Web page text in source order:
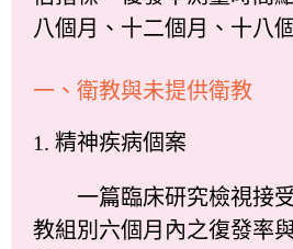
八個月、十二個月、十八
一、衛教與未提供衛教
1. 精神疾病個案
一篇臨床研究檢視接受
教組別六個月內之復發率